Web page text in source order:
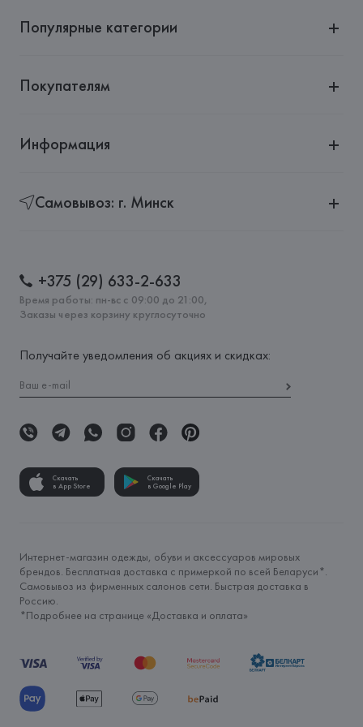
Популярные категории
Покупателям
Информация
Самовывоз: г. Минск
+375 (29) 633-2-633
Время работы: пн-вс с 09:00 до 21:00,
Заказы через корзину круглосуточно
Получайте уведомления об акциях и скидках:
Скачать
в App Store
Скачать
в Google Play
Интернет-магазин одежды, обуви и аксессуаров мировых
брендов. Бесплатная доставка с примеркой по всей Беларуси*.
Самовывоз из фирменных салонов сети. Быстрая доставка в
Россию.
*Подробнее на странице «Доставка и оплата»